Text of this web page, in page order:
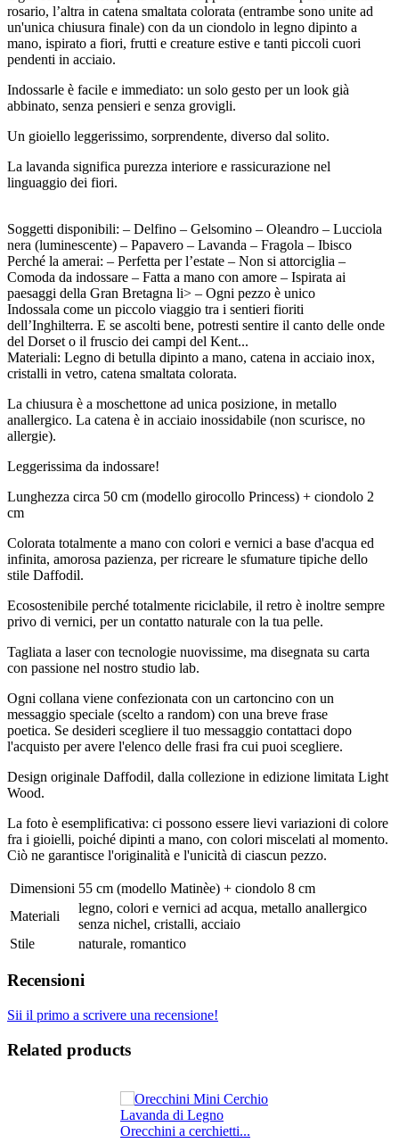
rosario, l’altra in catena smaltata colorata (entrambe sono unite ad
un'unica chiusura finale) con da un ciondolo in legno dipinto a
mano, ispirato a fiori, frutti e creature estive e tanti piccoli cuori
pendenti in acciaio.
Indossarle è facile e immediato: un solo gesto per un look già
abbinato, senza pensieri e senza grovigli.
Un gioiello leggerissimo, sorprendente, diverso dal solito.
La lavanda significa purezza interiore e rassicurazione nel
linguaggio dei fiori.
Soggetti disponibili: – Delfino – Gelsomino – Oleandro – Lucciola
nera (luminescente) – Papavero – Lavanda – Fragola – Ibisco
Perché la amerai: – Perfetta per l’estate – Non si attorciglia –
Comoda da indossare – Fatta a mano con amore – Ispirata ai
paesaggi della Gran Bretagna li> – Ogni pezzo è unico
Indossala come un piccolo viaggio tra i sentieri fioriti
dell’Inghilterra. E se ascolti bene, potresti sentire il canto delle onde
del Dorset o il fruscio dei campi del Kent...
Materiali: Legno di betulla dipinto a mano, catena in acciaio inox,
cristalli in vetro, catena smaltata colorata.
La chiusura è a moschettone ad unica posizione, in metallo
anallergico. La catena è in acciaio inossidabile (non scurisce, no
allergie).
Leggerissima da indossare!
Lunghezza circa 50 cm (modello girocollo Princess) + ciondolo 2
cm
Colorata totalmente a mano con colori e vernici a base d'acqua ed
infinita, amorosa pazienza, per ricreare le sfumature tipiche dello
stile Daffodil.
Ecosostenibile perché totalmente riciclabile, il retro è inoltre sempre
privo di vernici, per un contatto naturale con la tua pelle.
Tagliata a laser con tecnologie nuovissime, ma disegnata su carta
con passione nel nostro studio lab.
Ogni collana viene confezionata con un cartoncino con un
messaggio speciale (scelto a random) con una breve frase
poetica. Se desideri scegliere il tuo messaggio contattaci dopo
l'acquisto per avere l'elenco delle frasi fra cui puoi scegliere.
Design originale Daffodil, dalla collezione in edizione limitata Light
Wood.
La foto è esemplificativa: ci possono essere lievi variazioni di colore
fra i gioielli, poiché dipinti a mano, con colori miscelati al momento.
Ciò ne garantisce l'originalità e l'unicità di ciascun pezzo.
Dimensioni 55 cm (modello Matinèe) + ciondolo 8 cm
Materiali
legno, colori e vernici ad acqua, metallo anallergico
senza nichel, cristalli, acciaio
Stile
naturale, romantico
Recensioni
Sii il primo a scrivere una recensione!
Related products
Orecchini a cerchietti...